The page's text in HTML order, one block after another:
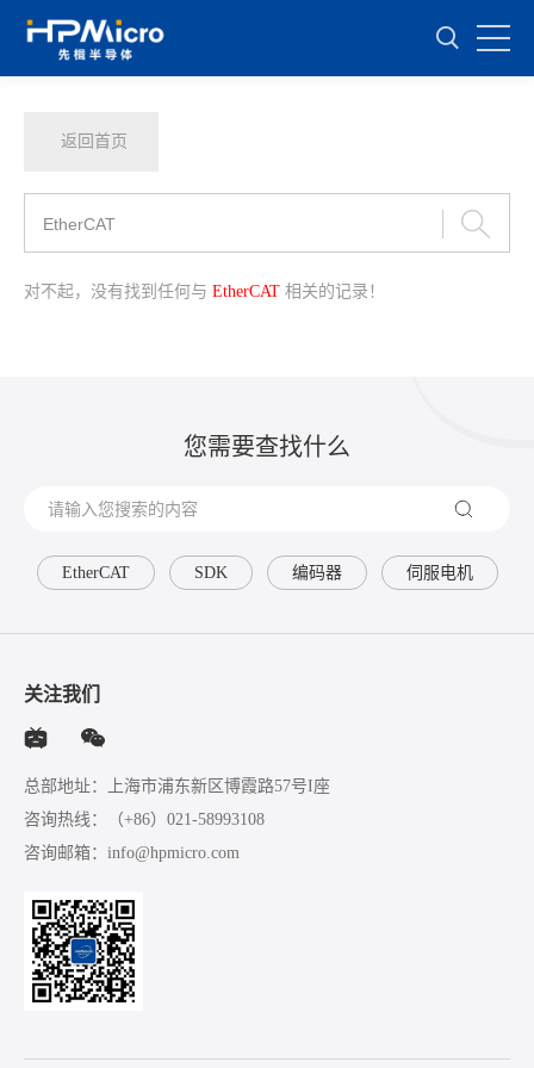
返回首页
对不起，没有找到任何与 EtherCAT 相关的记录！
您需要查找什么
EtherCAT SDK 编码器 伺服电机
关注我们
总部地址：上海市浦东新区博霞路57号I座
咨询热线：
（+86）021-58993108
咨询邮箱： info@hpmicro.com